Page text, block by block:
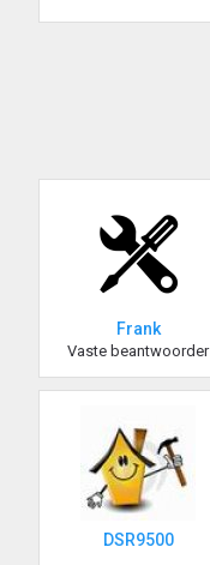
Frank
Vaste beantwoorder
DSR9500